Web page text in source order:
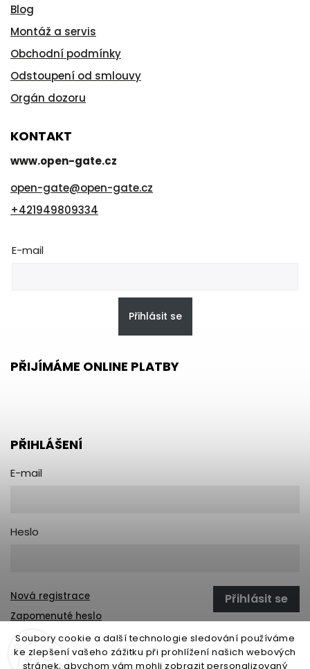
Soubory cookie a další technologie sledování používáme
ke zlepšení vašeho zážitku při prohlížení našich webových
stránek, abychom vám mohli zobrazit personalizovaný
Blog
Montáž a servis
Obchodní podmínky
Odstoupení od smlouvy
Orgán dozoru
KONTAKT
www.open-gate.cz
open-gate@open-gate.cz
+421949809334
E-mail
Přihlásit se
PŘIJÍMÁME ONLINE PLATBY
PŘIHLÁŠENÍ
E-mail
Heslo
Přihlásit se
Nová registrace
Zapomenuté heslo